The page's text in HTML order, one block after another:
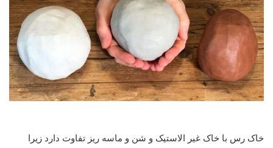
خاک رس با خاک غیر الاستیک و شن و ماسه ریز تفاوت دارد زیرا